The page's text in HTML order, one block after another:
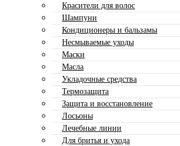
Красители для волос
Шампуни
Кондиционеры и бальзамы
Несмываемые уходы
Маски
Масла
Укладочные средства
Термозащита
Защита и восстановление
Лосьоны
Лечебные линии
Для бритья и ухода